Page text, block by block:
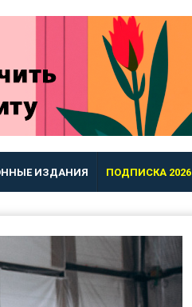
ИЗДАНИЯ ПОДПИСКА 2026